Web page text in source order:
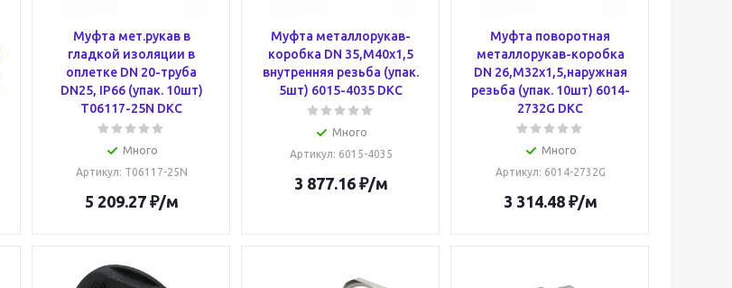
Муфта мет.рукав в
гладкой изоляции в
оплетке DN 20-труба
DN25, IP66 (упак. 10шт)
T06117-25N DKC
Много
Артикул: T06117-25N
5 209.27₽/м
Муфта металлорукав-
коробка DN 35,М40х1,5
внутренняя резьба (упак.
5шт) 6015-4035 DKC
Много
Артикул: 6015-4035
3 877.16₽/м
Муфта поворотная
металлорукав-коробка
DN 26,М32х1,5,наружная
резьба (упак. 10шт) 6014-
2732G DKC
Много
Артикул: 6014-2732G
3 314.48₽/м